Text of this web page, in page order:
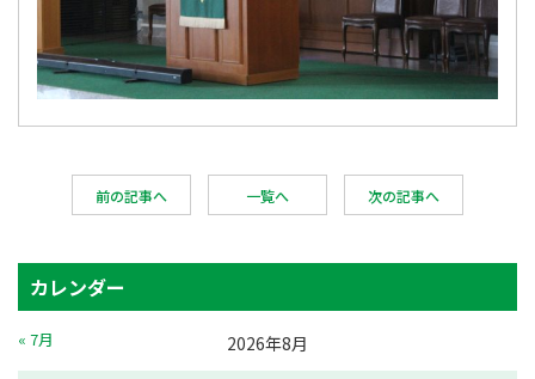
前の記事へ 一覧へ 次の記事へ
カレンダー
2026年8月
« 7月